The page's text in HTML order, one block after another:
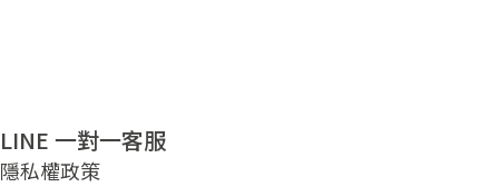
LINE 一對一客服
隱私權政策